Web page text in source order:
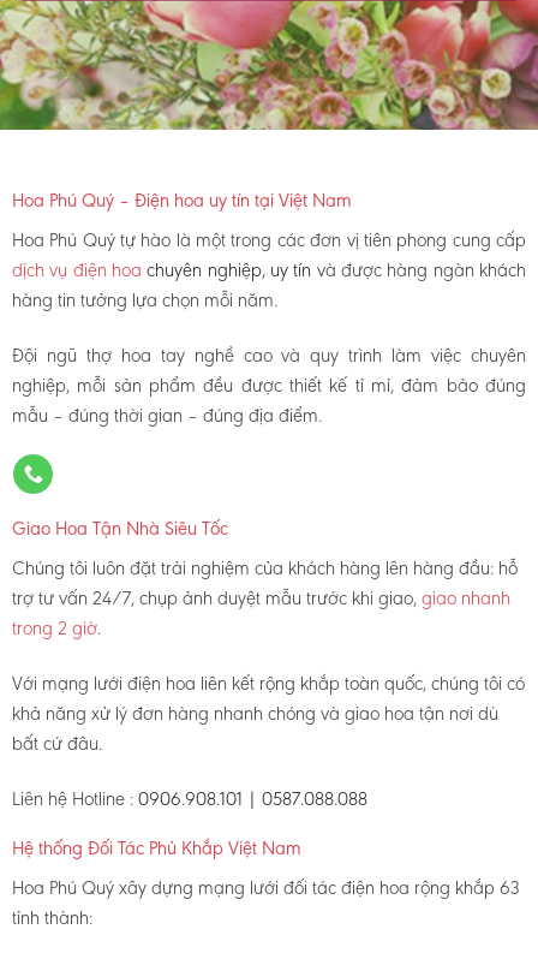
Hoa Phú Quý – Điện hoa uy tín tại Việt Nam
Hoa Phú Quý tự hào là một trong các đơn vị tiên phong cung cấp
dịch vụ điện hoachuyên nghiệp, uy tín và được hàng ngàn khách
hàng tin tưởng lựa chọn mỗi năm.
Đội ngũ thợ hoa tay nghề cao và quy trình làm việc chuyên
nghiệp, mỗi sản phẩm đều được thiết kế tỉ mỉ, đảm bảo đúng
mẫu – đúng thời gian – đúng địa điểm.
Giao Hoa Tận Nhà Siêu Tốc
Chúng tôi luôn đặt trải nghiệm của khách hàng lên hàng đầu: hỗ
trợ tư vấn 24/7, chụp ảnh duyệt mẫu trước khi giao,giao nhanh
trong 2 giờ.
Với mạng lưới điện hoa liên kết rộng khắp toàn quốc, chúng tôi có
khả năng xử lý đơn hàng nhanh chóng và giao hoa tận nơi dù
bất cứ đâu.
Liên hệ Hotline : 0906.908.101 | 0587.088.088
Hệ thống Đối Tác Phủ Khắp Việt Nam
Hoa Phú Quý xây dựng mạng lưới đối tác điện hoa rộng khắp 63
tỉnh thành: